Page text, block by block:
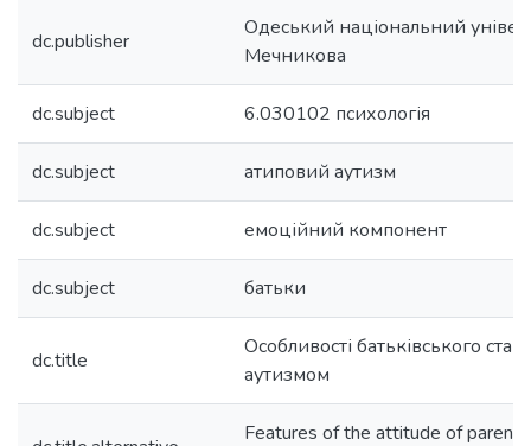
dc.publisher
Одеський національний
Мечникова
dc.subject 6.030102 психологія
dc.subject атиповий аутизм
dc.subject емоційний компонент
dc.subject батьки
dc.title
Особливості батьківського
аутизмом
Features of the attitude of